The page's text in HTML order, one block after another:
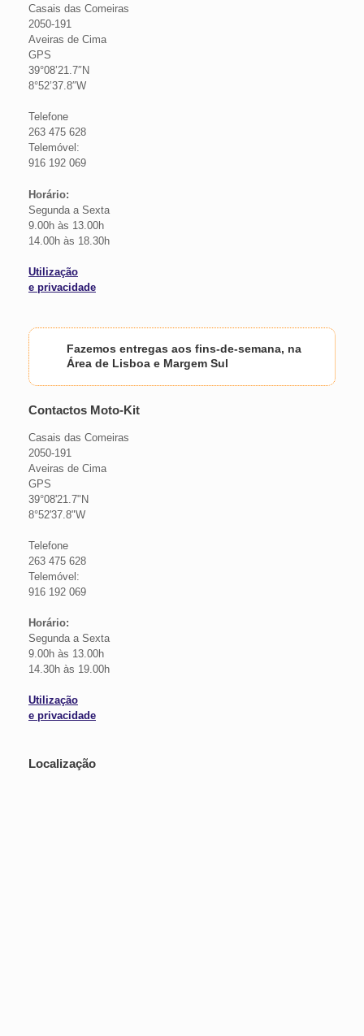
Casais das Comeiras
2050-191
Aveiras de Cima
GPS
39°08’21.7″N
8°52’37.8″W
Telefone
263 475 628
Telemóvel:
916 192 069
Horário:
Segunda a Sexta
9.00h às 13.00h
14.00h às 18.30h
Utilização
e privacidade
Fazemos entregas aos fins-de-semana, na
Área de Lisboa e Margem Sul
Contactos Moto-Kit
Casais das Comeiras
2050-191
Aveiras de Cima
GPS
39°08'21.7"N
8°52'37.8"W
Telefone
263 475 628
Telemóvel:
916 192 069
Horário:
Segunda a Sexta
9.00h às 13.00h
14.30h às 19.00h
Utilização
e privacidade
Localização